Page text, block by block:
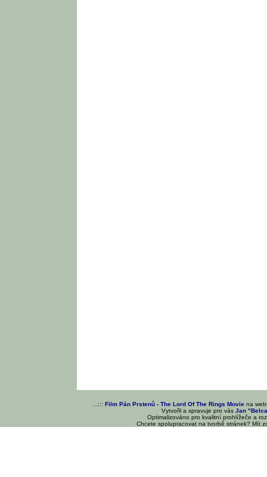
...::: Film Pán Prstenů - The Lord Of The Rings Movie na
Vytvořil a spravuje pro vásJan
Optimalizováno pro kvalitní prohlížeče a
Chcete spolupracovat na tvorbě stránek? Mít